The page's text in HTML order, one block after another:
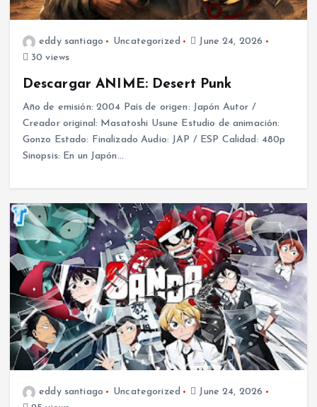
eddy santiago Uncategorized
June 24, 2026
30 views
Descargar ANIME: Desert Punk
Año de emisión: 2004 País de origen: Japón Autor /
Creador original: Masatoshi Usune Estudio de animación:
Gonzo Estado: Finalizado Audio: JAP / ESP Calidad: 480p
Sinopsis: En un Japón…
eddy santiago Uncategorized
June 24, 2026